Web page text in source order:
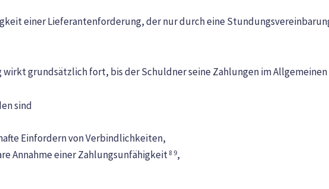
einer Lieferantenforderung, der nur durch eine
grundsätzlich fort, bis der Schuldner seine Zahlungen im
sind
Einfordern von Verbindlichkeiten,
Annahme einer Zahlungsunfähigkeit 8 9,